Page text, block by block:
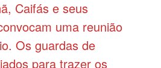
Caifás e seus
uma reunião
Os guardas de
para trazer os